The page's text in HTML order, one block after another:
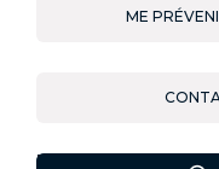
ME